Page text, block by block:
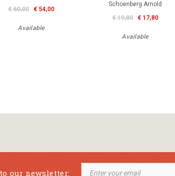
€ 60,00
€ 54,00
Available
Schoenberg Arnold
€ 19,80
€ 17,80
Available
our newsletter: